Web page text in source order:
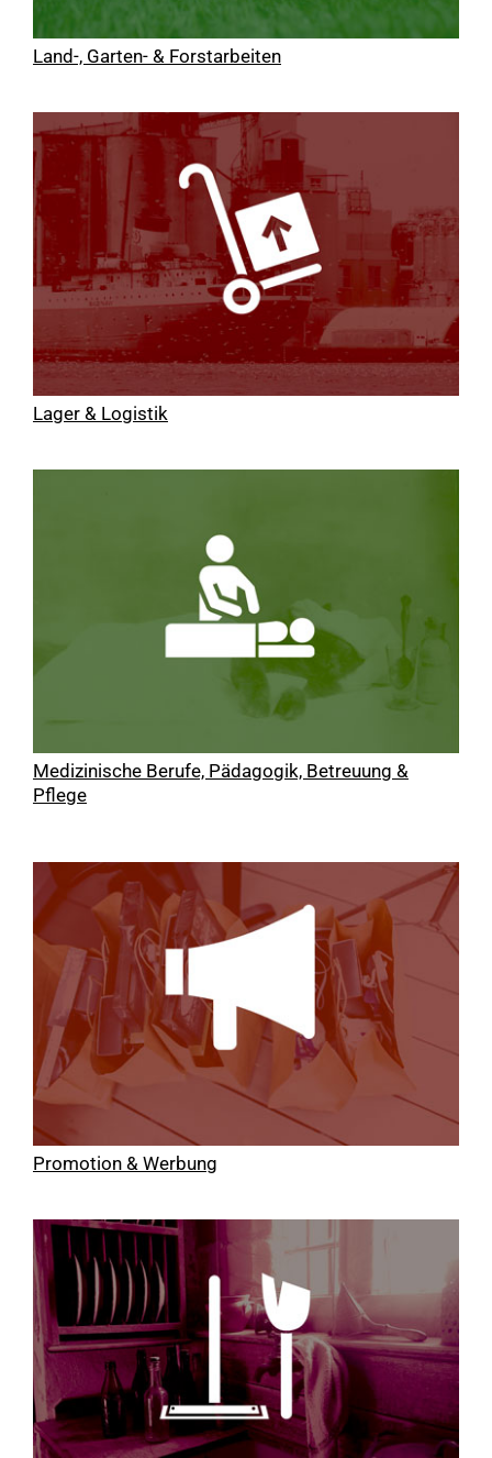
Land-, Garten- & Forstarbeiten
Lager & Logistik
Medizinische Berufe, Pädagogik, Betreuung &
Pflege
Promotion & Werbung